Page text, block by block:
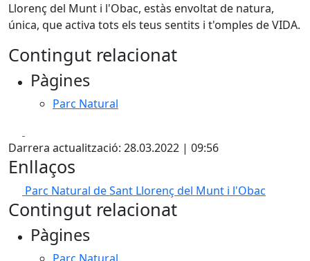
Llorenç del Munt i l'Obac, estàs envoltat de natura,
única, que activa tots els teus sentits i t'omples de VIDA.
Contingut relacionat
Pàgines
Parc Natural
Darrera actualització: 28.03.2022 | 09:56
Enllaços
Parc Natural de Sant Llorenç del Munt i l'Obac
Contingut relacionat
Pàgines